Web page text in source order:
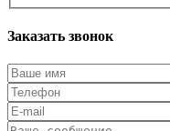
Заказать звонок